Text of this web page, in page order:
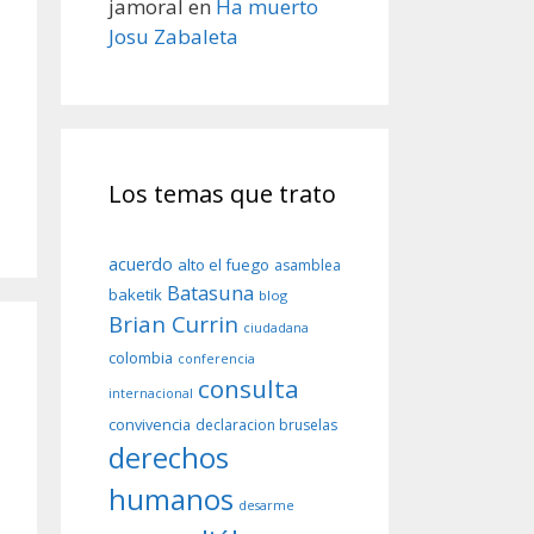
jamoral en Ha muerto
Josu Zabaleta
Los temas que trato
acuerdo alto el fuego asamblea
baketik Batasuna blog
Brian Currin ciudadana
colombia conferencia
internacional consulta
convivencia declaracion bruselas
derechos
humanos desarme